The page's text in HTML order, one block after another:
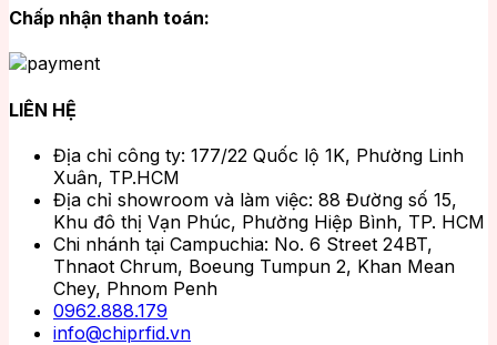
Chấp nhận thanh toán:
LIÊN HỆ
Địa chỉ công ty: 177/22 Quốc lộ 1K, Phường Linh
Xuân, TP.HCM
Địa chỉ showroom và làm việc: 88 Đường số 15,
Khu đô thị Vạn Phúc, Phường Hiệp Bình, TP. HCM
Chi nhánh tại Campuchia: No. 6 Street 24BT,
Thnaot Chrum, Boeung Tumpun 2, Khan Mean
Chey, Phnom Penh
0962.888.179
info@chiprfid.vn